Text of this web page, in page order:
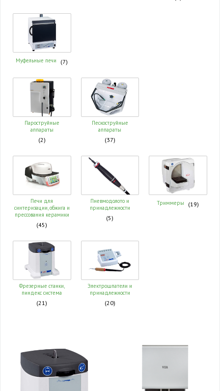
Муфельные печи (7)
Пароструйные
аппараты
(2)
Пескоструйные
аппараты
(37)
Печи для
синтеризации, обжига и
прессования керамики
(45)
Пневмодолото и
принадлежности
(5)
Триммеры (19)
Фрезерные станки,
пиндекс система
(21)
Электрошпатели и
принадлежности
(20)